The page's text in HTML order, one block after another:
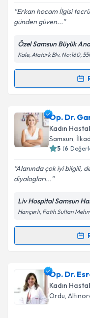
Metni'ni
kapsamda
Erkan hocam İlgisi
günden güven...
Özel Samsun Büyük
Kale, Atatürk Blv. No:160,
Randevu
Op. Dr. Erkan
oluşturun. Size bu
takvim
Kişisel
Metni'ni
kapsamda
Op. Dr.
Kadın
Samsun,
5 (6
Alanında çok iyi bilgili,
diyalogları...
Liv Hospital Samsun
Hançerli, Fatih Sultan
Randevu
Op. Dr. Gamze
oluşturun. Size bu
takvim
Op. Dr.
Kadın
Ordu,